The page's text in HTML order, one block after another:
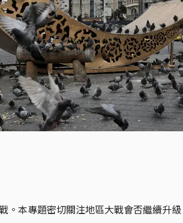
。本專題密切關注地區大戰會否繼續升